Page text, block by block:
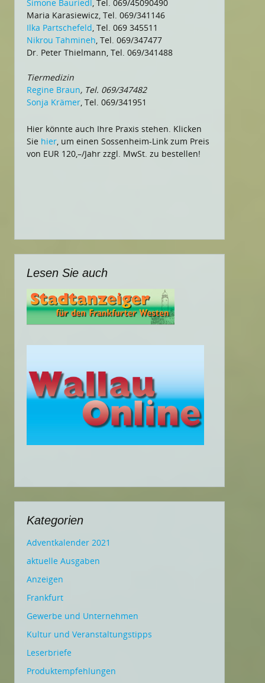
Simone Bauriedl , Tel. 069/45090490
Maria Karasiewicz, Tel. 069/341146
Ilka Partschefeld, Tel. 069 345511
Nikrou Tahmineh, Tel. 069/347477
Dr. Peter Thielmann, Tel. 069/341488
Tiermedizin
Regine Braun, Tel. 069/347482
Sonja Krämer, Tel. 069/341951
Hier könnte auch Ihre Praxis stehen. Klicken
Sie hier, um einen Sossenheim-Link zum Preis
von EUR 120,–/Jahr zzgl. MwSt. zu bestellen!
Lesen Sie auch
Kategorien
Adventkalender 2021
aktuelle Ausgaben
Anzeigen
Frankfurt
Gewerbe und Unternehmen
Kultur und Veranstaltungstipps
Leserbriefe
Produktempfehlungen